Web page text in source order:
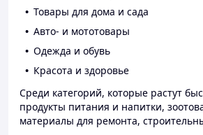
Товары для дома и сада
Авто- и мототовары
Одежда и обувь
Красота и здоровье
Среди категорий, которые растут
продукты питания и напитки,
материалы для ремонта,